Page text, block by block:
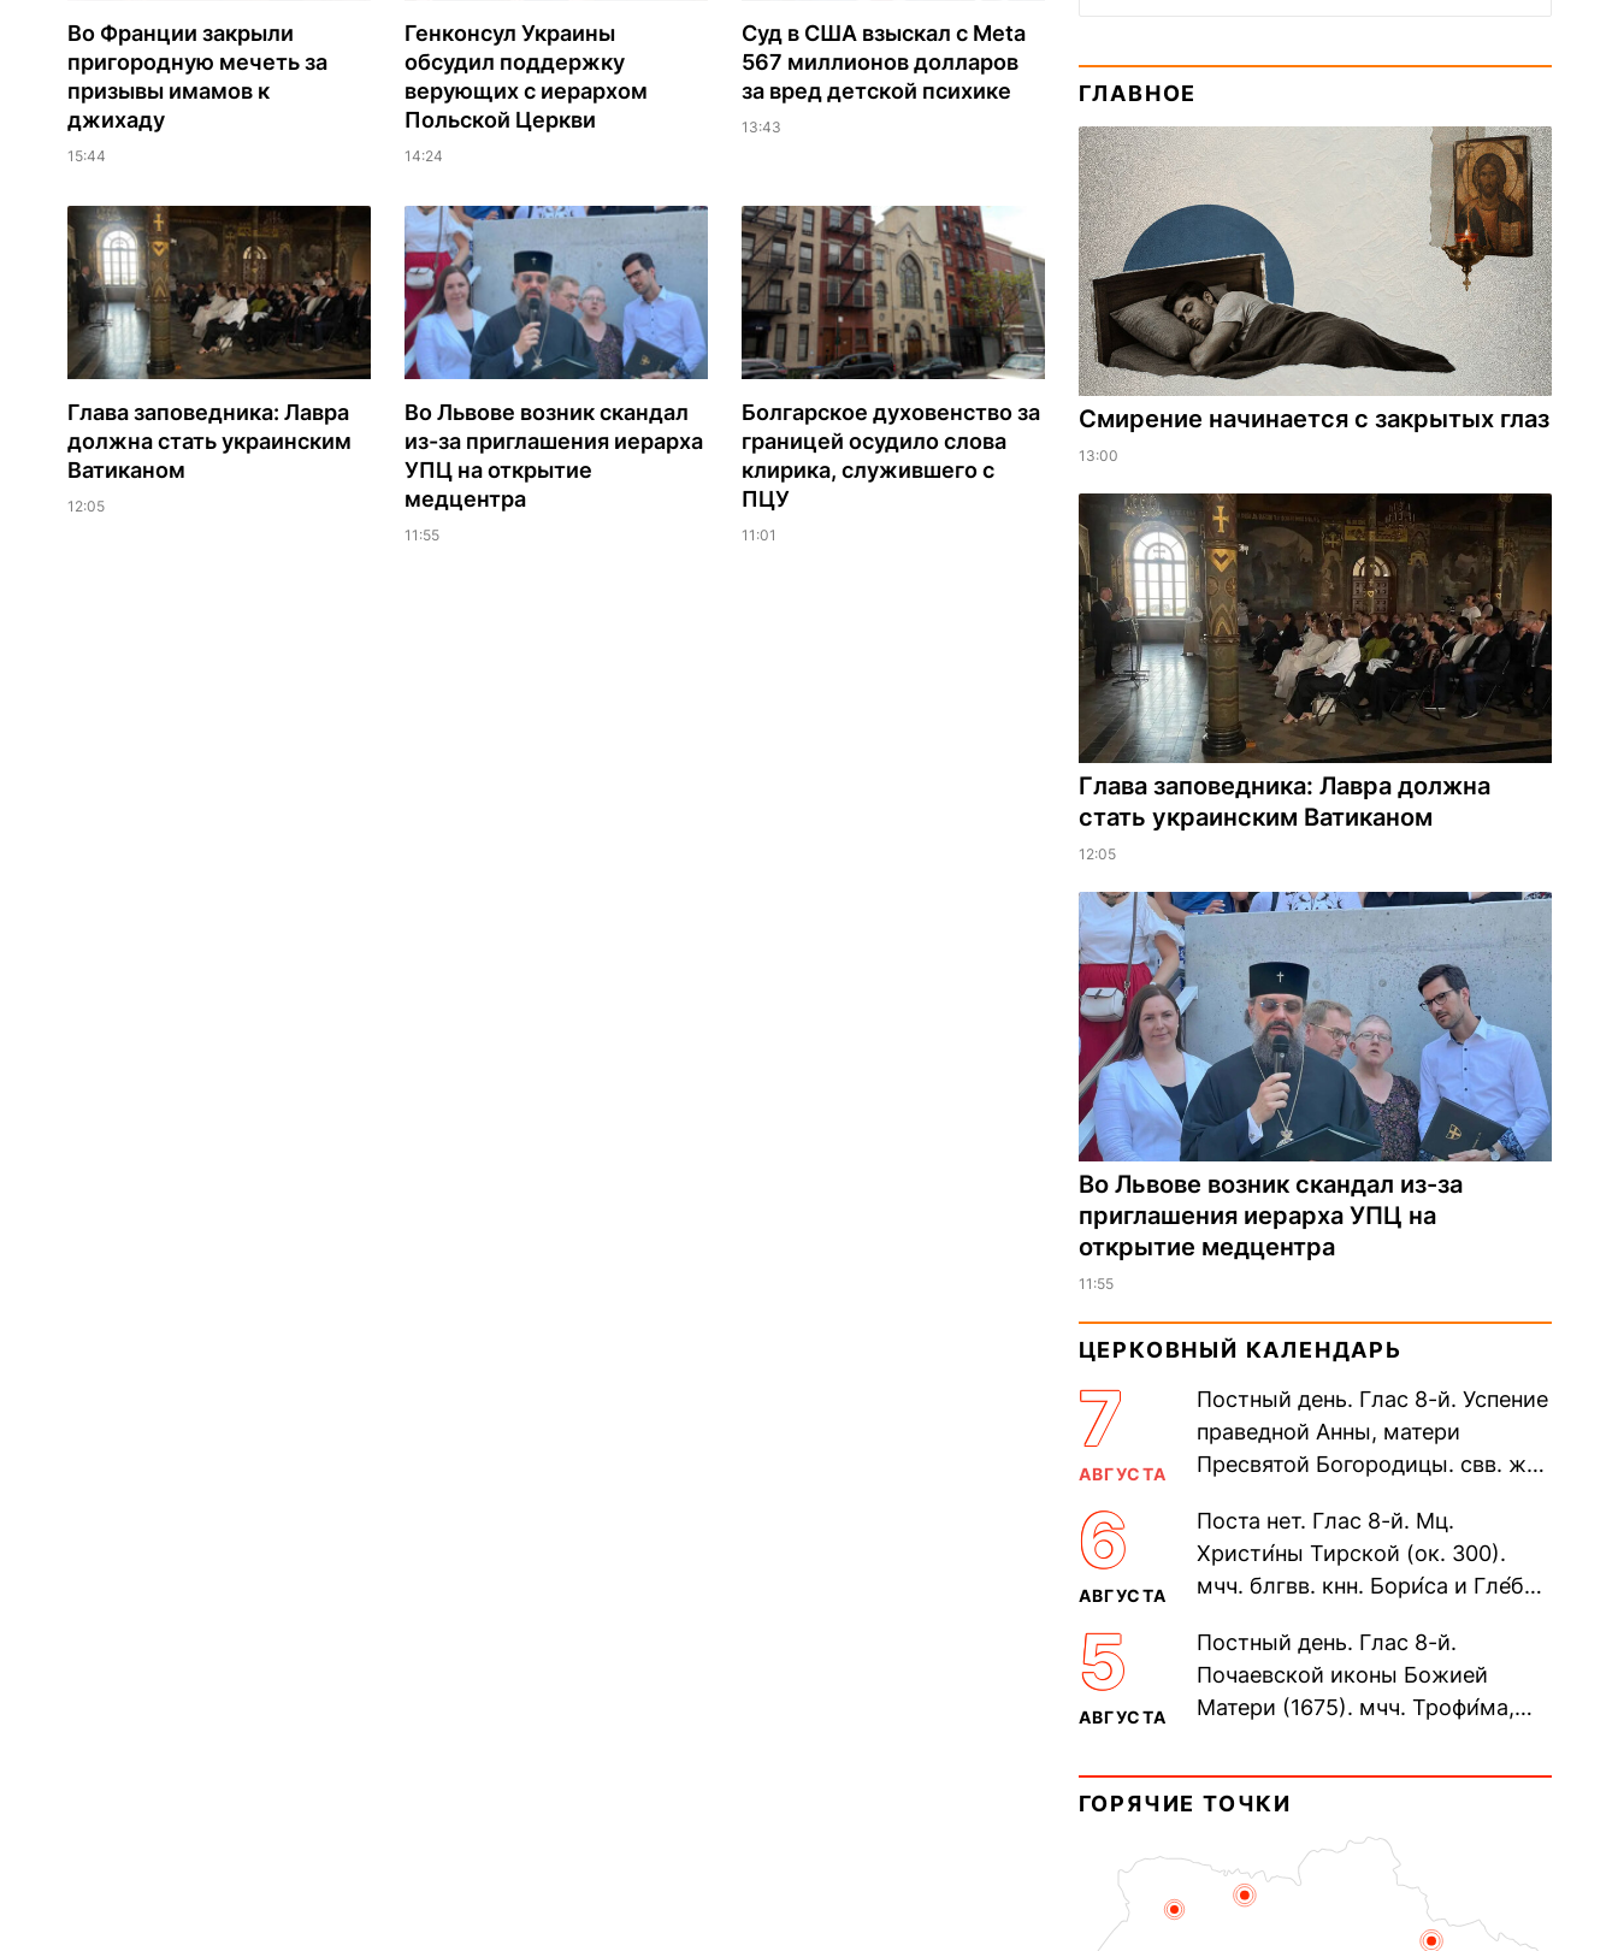
Во Франции закрыли
пригородную мечеть за
призывы имамов к
джихаду
15:44
Генконсул Украины
обсудил поддержку
верующих с иерархом
Польской Церкви
14:24
Суд в США взыскал с Meta
567 миллионов долларов
за вред детской психике
13:43
Глава заповедника: Лавра
должна стать украинским
Ватиканом
12:05
Во Львове возник скандал
из-за приглашения иерарха
УПЦ на открытие
медцентра
11:55
Болгарское духовенство за
границей осудило слова
клирика, служившего с
ПЦУ
11:01
ГЛАВНОЕ
Смирение начинается с закрытых глаз
13:00
Глава заповедника: Лавра должна
стать украинским Ватиканом
12:05
Во Львове возник скандал из-за
приглашения иерарха УПЦ на
открытие медцентра
11:55
ЦЕРКОВНЫЙ КАЛЕНДАРЬ
7
АВГУСТА
Постный день. Глас 8-й. Успение
праведной Анны, матери
Пресвятой Богородицы. свв. жен
прп. Евпракси́и девы,...
6
АВГУСТА
Поста нет. Глас 8-й. Мц.
Христи́ны Тирской (ок. 300).
мчч. блгвв. кнн. Бори́са и Гле́ба,
Дави́да (1015). Прп....
5
АВГУСТА
Постный день. Глас 8-й.
Почаевской иконы Божией
Матери (1675). мчч. Трофи́ма,
мучеников (284–305). прав.
воина Фео́дора...
ГОРЯЧИЕ ТОЧКИ